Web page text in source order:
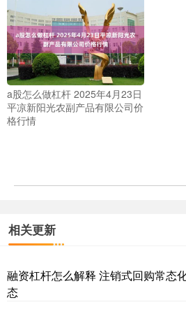
a股怎么做杠杆 2025年4月23日
平凉新阳光农副产品有限公司价
格行情
相关更新
融资杠杆怎么解释 注销式回购常态
态